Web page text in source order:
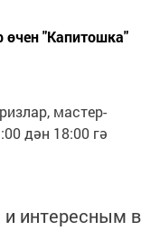
"Капитошка"
мастер-
дән 18:00 гә
интересным в